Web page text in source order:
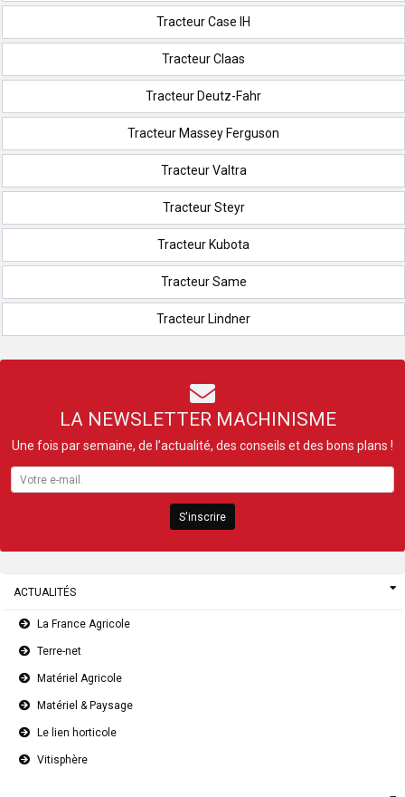
Tracteur Case IH
Tracteur Claas
Tracteur Deutz-Fahr
Tracteur Massey Ferguson
Tracteur Valtra
Tracteur Steyr
Tracteur Kubota
Tracteur Same
Tracteur Lindner
LA NEWSLETTER MACHINISME
Une fois par semaine, de l’actualité, des conseils et des bons plans !
S'inscrire
ACTUALITÉS
La France Agricole
Terre-net
Matériel Agricole
Matériel & Paysage
Le lien horticole
Vitisphère